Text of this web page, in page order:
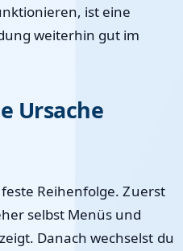
ist eine
weiterhin gut im
Ursache
Reihenfolge. Zuerst
selbst Menüs und
Danach wechselst du